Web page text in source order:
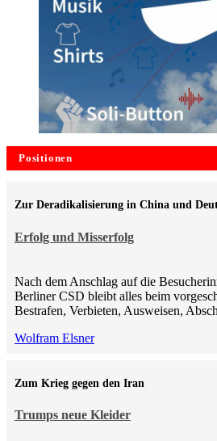
Positionen
Erfolg und Misserfolg
Zur Deradikalisierung in China und
Nach dem Anschlag auf die
Berliner CSD bleibt alles beim
Bestrafen, Verbieten, Ausweisen,
Wolfram Elsner
Trumps neue Kleider
Zum Krieg gegen den Iran